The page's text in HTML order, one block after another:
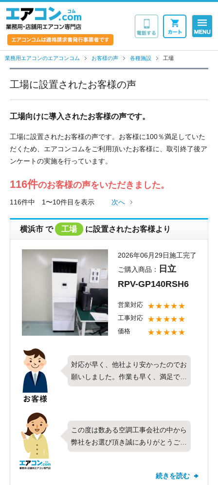
業務用エアコンのエアコンコム お客様の声 各種施設 工場
工場に設置されたお客様の声
工場向けに導入されたお客様の声です。
工場に設置されたお客様の声です。お客様に100％満足していた
だくため、エアコンコムをご利用頂いたお客様に、取引終了後ア
ンケートの実施を行っています。
116件のお客様の声をいただきました。
116件中 1〜10件目を表示 次へ
横浜市 で 工場 に設置されたお客様より
2026年06月29日施工完了
ご購入商品：
日立
RPV-GP140RSH6
営業対応 ★★★★★
工事対応 ★★★★★
価格 ★★★★★
対応が早く、他社より安かったのでお
願いしました。作業も早く、満足で
す。
この度は数ある空調工事会社の中から
弊社をお選び頂き誠にありがとうござ
いました。今回は日立製業務用エアコ
り付けさせて頂きました。すべての項
続きを読む